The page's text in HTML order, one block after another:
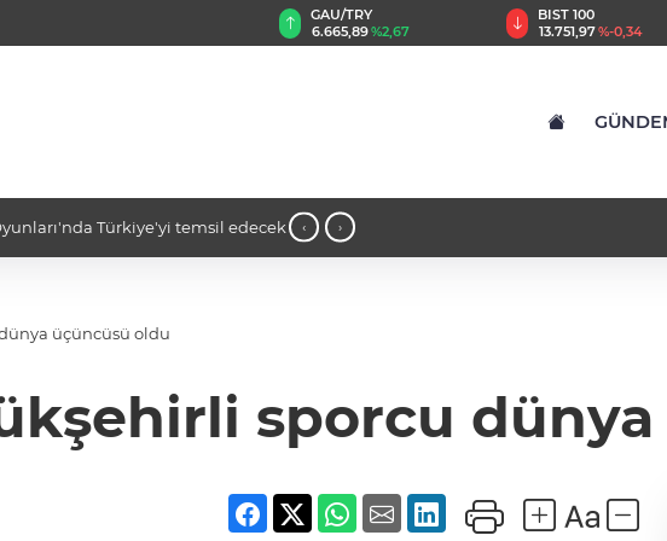
GAU/TRY
6.665,89%2,67
BIST 100
13.751,97%-0,34
Türkiye'yi temsil edecek ‹ ›
üçüncüsü oldu
sporcu